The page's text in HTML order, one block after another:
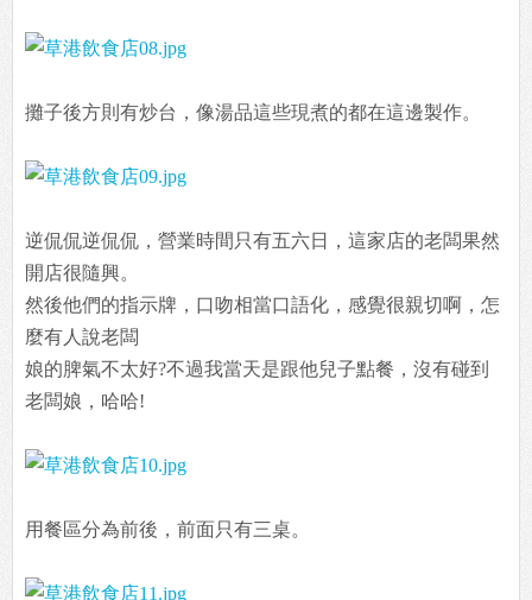
攤子後方則有炒台，像湯品這些現煮的都在這邊製作。
逆侃侃逆侃侃，營業時間只有五六日，這家店的老闆果然
開店很隨興。
然後他們的指示牌，口吻相當口語化，感覺很親切啊，怎
麼有人說老闆
娘的脾氣不太好?不過我當天是跟他兒子點餐，沒有碰到
老闆娘，哈哈!
用餐區分為前後，前面只有三桌。